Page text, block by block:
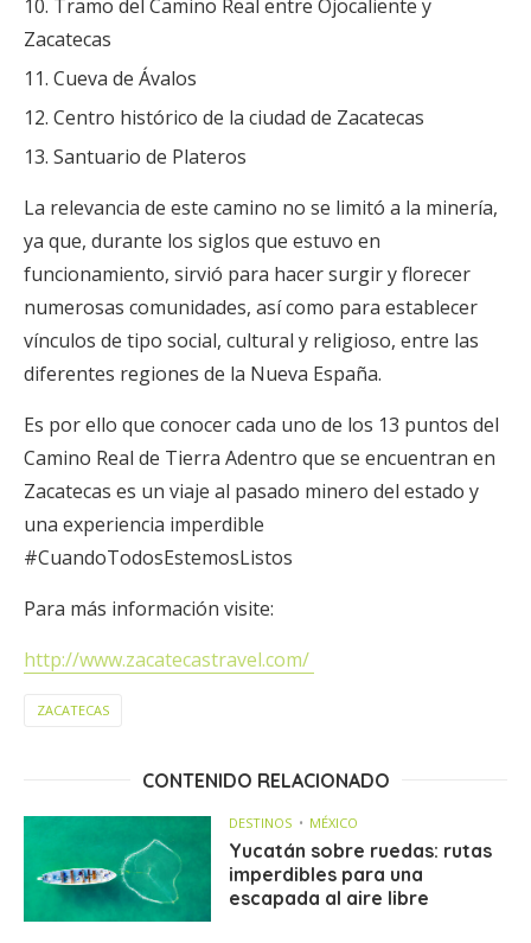
Tramo del Camino Real entre Ojocaliente y
Zacatecas
Cueva de Ávalos
Centro histórico de la ciudad de Zacatecas
Santuario de Plateros
La relevancia de este camino no se limitó a la minería,
ya que, durante los siglos que estuvo en
funcionamiento, sirvió para hacer surgir y florecer
numerosas comunidades, así como para establecer
vínculos de tipo social, cultural y religioso, entre las
diferentes regiones de la Nueva España.
Es por ello que conocer cada uno de los 13 puntos del
Camino Real de Tierra Adentro que se encuentran en
Zacatecas es un viaje al pasado minero del estado y
una experiencia imperdible
#CuandoTodosEstemosListos
Para más información visite:
http://www.zacatecastravel.com/
ZACATECAS
CONTENIDO RELACIONADO
DESTINOS MÉXICO
Yucatán sobre ruedas: rutas
imperdibles para una
escapada al aire libre